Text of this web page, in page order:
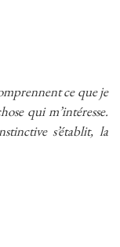
ce que je
qui m’intéresse.
s’établit, la